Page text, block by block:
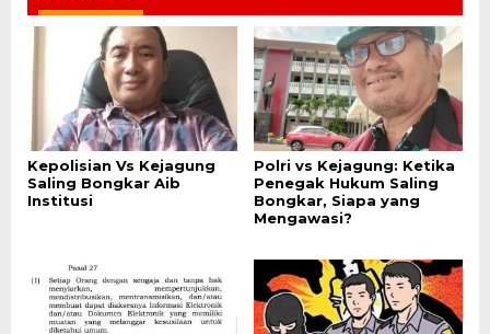
Kepolisian Vs Kejagung
Saling Bongkar Aib
Institusi
Polri vs Kejagung: Ketika
Penegak Hukum Saling
Bongkar, Siapa yang
Mengawasi?